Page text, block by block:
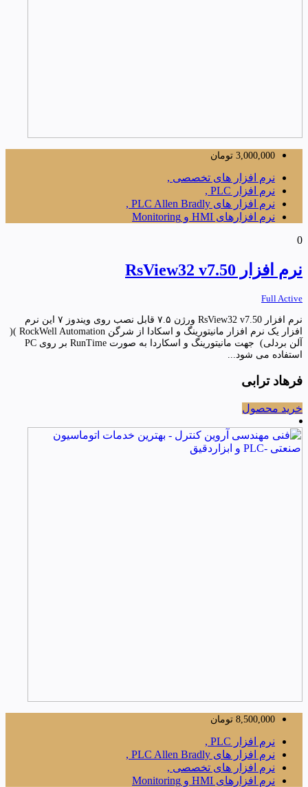
3,000,000 تومان
نرم افزار های تخصصی ,
نرم افزار PLC ,
نرم افزار های PLC Allen Bradly ,
نرم افزارهای HMI و Monitoring
0
نرم افزار RsView32 v7.50
Full Active
نرم افزار RsView32 v7.50 ورژن ۷.۵ قابل نصب روی ویندوز ۷ این نرم
افزار یک نرم افزار مانیتورینگ و اسکادا از شرگن RockWell Automation )(
آلن بردلی) جهت مانیتورینگ و اسکاردا به صورت RunTime بر روی PC
استفاده می شود...
فرهاد ترابی
خرید محصول
8,500,000 تومان
نرم افزار PLC ,
نرم افزار های PLC Allen Bradly ,
نرم افزار های تخصصی ,
نرم افزارهای HMI و Monitoring